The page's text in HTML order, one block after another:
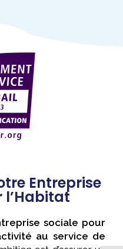
Entreprise
l’Habitat
sociale pour
au service de